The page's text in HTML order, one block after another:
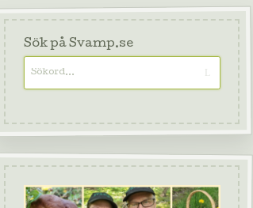
Sök på Svamp.se